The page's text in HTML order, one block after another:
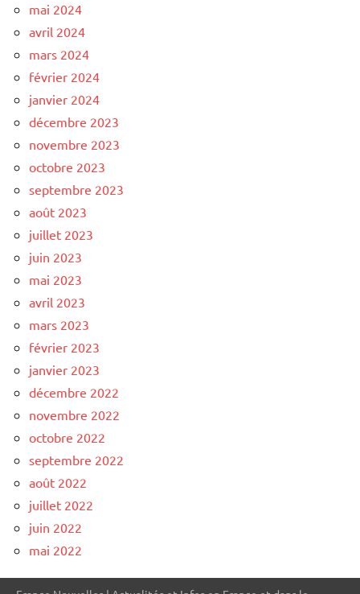
mai 2024
avril 2024
mars 2024
février 2024
janvier 2024
décembre 2023
novembre 2023
octobre 2023
septembre 2023
août 2023
juillet 2023
juin 2023
mai 2023
avril 2023
mars 2023
février 2023
janvier 2023
décembre 2022
novembre 2022
octobre 2022
septembre 2022
août 2022
juillet 2022
juin 2022
mai 2022